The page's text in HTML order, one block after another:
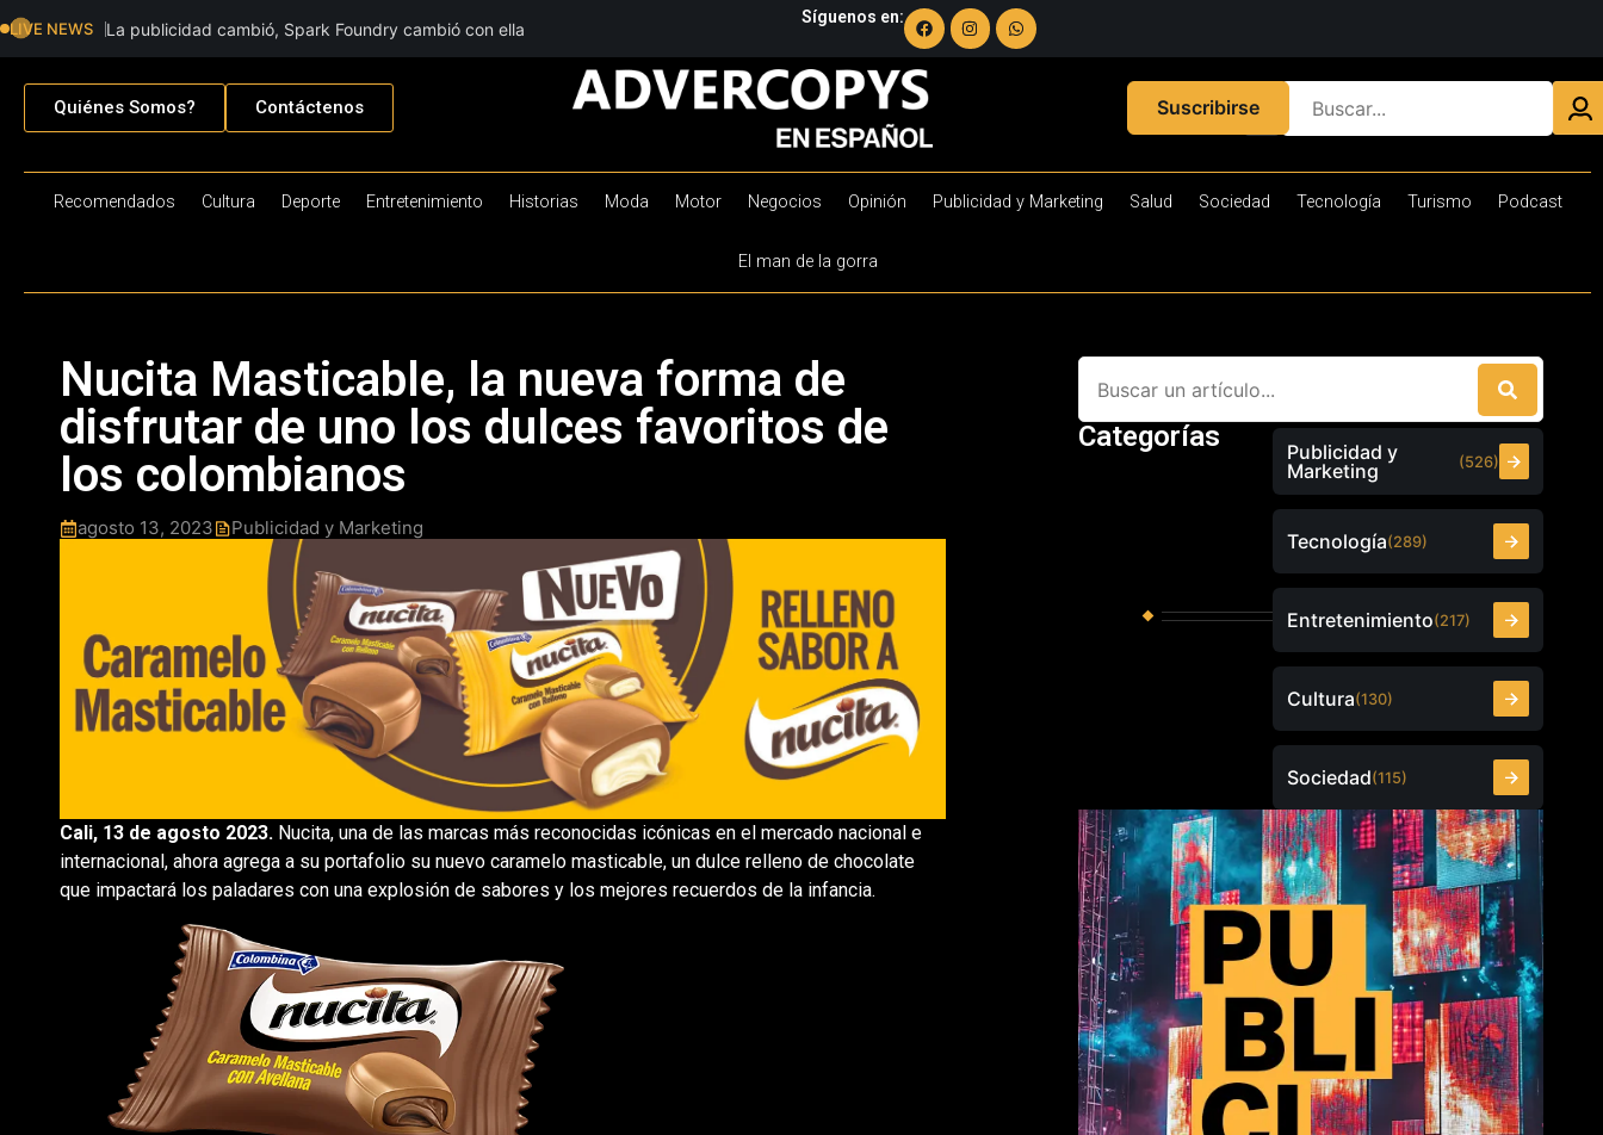
LIVE NEWS La publicidad cambió, Spark Foundry cambió con ella
Síguenos en:
Quiénes Somos? Contáctenos Suscribirse
Recomendados Cultura Deporte Entretenimiento Historias Moda Motor Negocios Opinión Publicidad y Marketing Salud Sociedad Tecnología Turismo Podcast
El man de la gorra
Nucita Masticable, la nueva forma de
disfrutar de uno los dulces favoritos de
los colombianos
agosto 13, 2023 Publicidad y Marketing
Cali, 13 de agosto 2023. Nucita, una de las marcas más reconocidas icónicas en el mercado nacional e
internacional, ahora agrega a su portafolio su nuevo caramelo masticable, un dulce relleno de chocolate
que impactará los paladares con una explosión de sabores y los mejores recuerdos de la infancia.
Categorías
Publicidad y
Marketing
(526)
Tecnología(289)
Entretenimiento(217)
Cultura(130)
Sociedad(115)